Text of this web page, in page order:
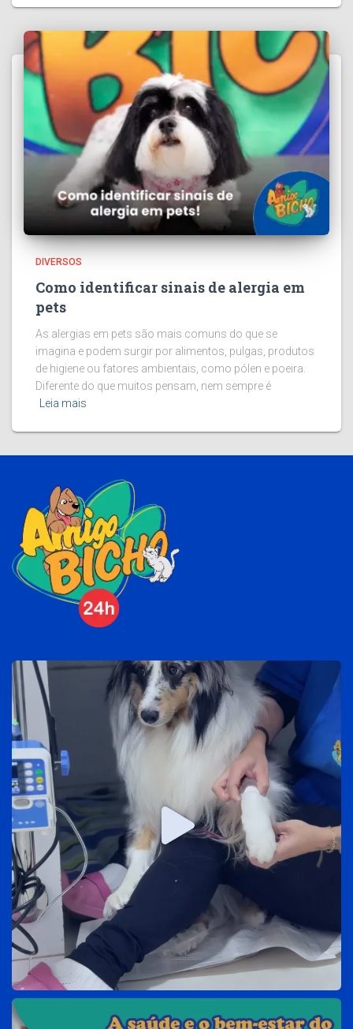
DIVERSOS
Como identificar sinais de alergia em
pets
As alergias em pets são mais comuns do que se
imagina e podem surgir por alimentos, pulgas, produtos
de higiene ou fatores ambientais, como pólen e poeira.
Diferente do que muitos pensam, nem sempre é
Leia mais